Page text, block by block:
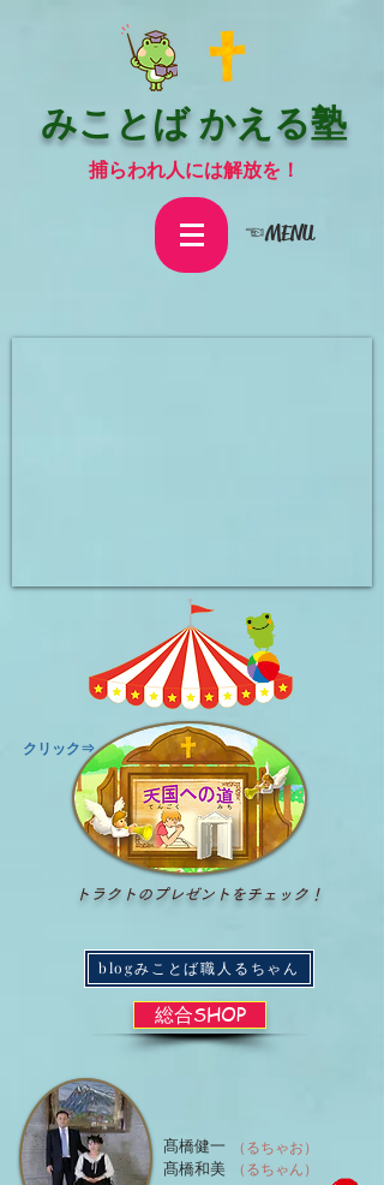
みことば かえる塾
捕らわれ人には解放を！
☜MENU
​クリック⇒
トラクトのプレゼントをチェック！
blogみことば職人るちゃん
総合SHOP
（るちゃお）
（るちゃん）
髙橋健一
髙橋和美